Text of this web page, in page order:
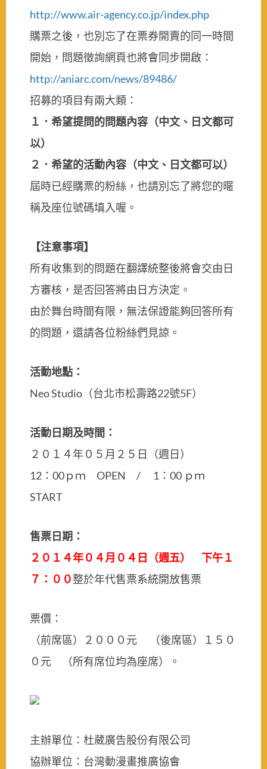
http://www.air-agency.co.jp/index.php
購票之後，也別忘了在票券開賣的同一時間
開始，問題徵詢網頁也將會同步開啟：
http://aniarc.com/news/89486/
招募的項目有兩大類：
１．希望提問的問題內容（中文、日文都可
以）
２．希望的活動內容（中文、日文都可以）
屆時已經購票的粉絲，也請別忘了將您的暱
稱及座位號碼填入喔。
【注意事項】
所有收集到的問題在翻譯統整後將會交由日
方審核，是否回答將由日方決定。
由於舞台時間有限，無法保證能夠回答所有
的問題，還請各位粉絲們見諒。
活動地點：
Neo Studio（台北市松壽路22號5F）
活動日期及時間：
２０１４年０５月２５日（週日）
12：00ｐｍ OPEN / 1：00 ｐｍ
START
售票日期：
２０１４年０４月０４日（週五） 下午１
７：００整於年代售票系統開放售票
票價：
（前席區）２０００元 （後席區）１５０
０元 （所有席位均為座席）。
主辦單位：杜葳廣告股份有限公司
協辦單位：台灣動漫畫推廣協會